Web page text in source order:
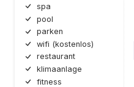
spa
pool
parken
wifi (kostenlos)
restaurant
klimaanlage
fitness